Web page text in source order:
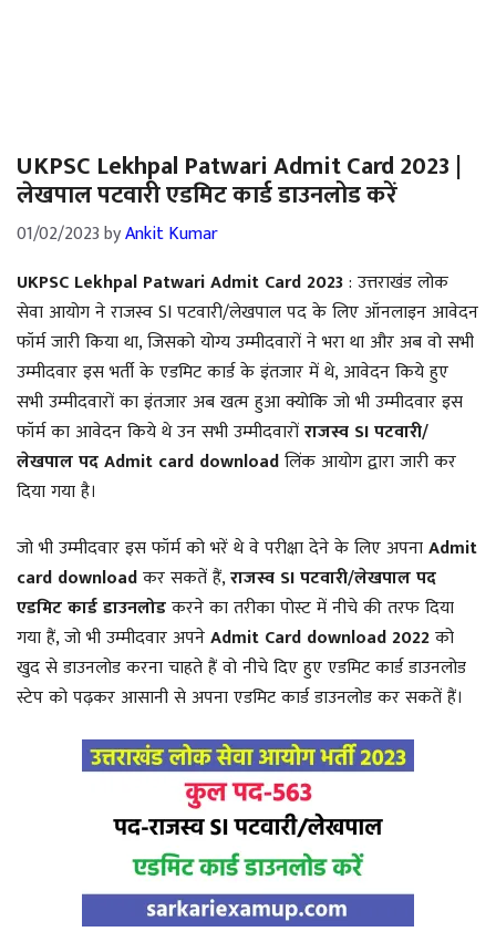
UKPSC Lekhpal Patwari Admit Card 2023 |
लेखपाल पटवारी एडमिट कार्ड डाउनलोड करें
01/02/2023byAnkit Kumar
UKPSC Lekhpal Patwari Admit Card 2023: उत्तराखंड लोक
सेवा आयोग ने राजस्व SI पटवारी/लेखपाल पद के लिए ऑनलाइन आवेदन
फॉर्म जारी किया था, जिसको योग्य उम्मीदवारों ने भरा था और अब वो सभी
उम्मीदवार इस भर्ती के एडमिट कार्ड के इंतजार में थे, आवेदन किये हुए
सभी उम्मीदवारों का इंतजार अब खत्म हुआ क्योकि जो भी उम्मीदवार इस
फॉर्म का आवेदन किये थे उन सभी उम्मीदवारोंराजस्व SI पटवारी/
लेखपाल पदAdmit card downloadलिंक आयोग द्वारा जारी कर
दिया गया है।
जो भी उम्मीदवार इस फॉर्म को भरें थे वे परीक्षा देने के लिए अपनाAdmit
card downloadकर सकतें हैं,राजस्व SI पटवारी/लेखपाल पद
एडमिट कार्ड डाउनलोडकरने का तरीका पोस्ट में नीचे की तरफ दिया
गया हैं, जो भी उम्मीदवार अपनेAdmit Card download 2022को
खुद से डाउनलोड करना चाहते हैं वो नीचे दिए हुए एडमिट कार्ड डाउनलोड
स्टेप को पढ़कर आसानी से अपना एडमिट कार्ड डाउनलोड कर सकतें हैं।